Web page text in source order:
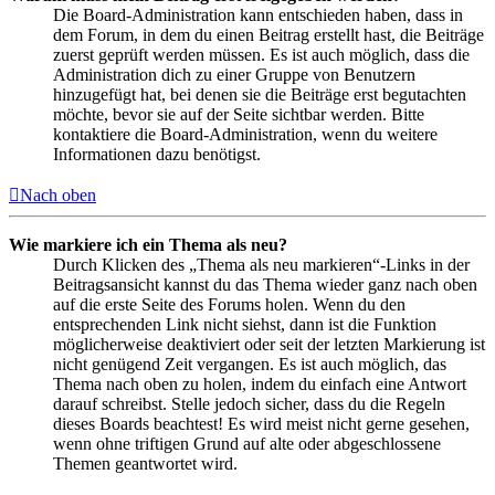
Die Board-Administration kann entschieden haben, dass in
dem Forum, in dem du einen Beitrag erstellt hast, die Beiträge
zuerst geprüft werden müssen. Es ist auch möglich, dass die
Administration dich zu einer Gruppe von Benutzern
hinzugefügt hat, bei denen sie die Beiträge erst begutachten
möchte, bevor sie auf der Seite sichtbar werden. Bitte
kontaktiere die Board-Administration, wenn du weitere
Informationen dazu benötigst.
Nach oben
Wie markiere ich ein Thema als neu?
Durch Klicken des „Thema als neu markieren“-Links in der
Beitragsansicht kannst du das Thema wieder ganz nach oben
auf die erste Seite des Forums holen. Wenn du den
entsprechenden Link nicht siehst, dann ist die Funktion
möglicherweise deaktiviert oder seit der letzten Markierung ist
nicht genügend Zeit vergangen. Es ist auch möglich, das
Thema nach oben zu holen, indem du einfach eine Antwort
darauf schreibst. Stelle jedoch sicher, dass du die Regeln
dieses Boards beachtest! Es wird meist nicht gerne gesehen,
wenn ohne triftigen Grund auf alte oder abgeschlossene
Themen geantwortet wird.